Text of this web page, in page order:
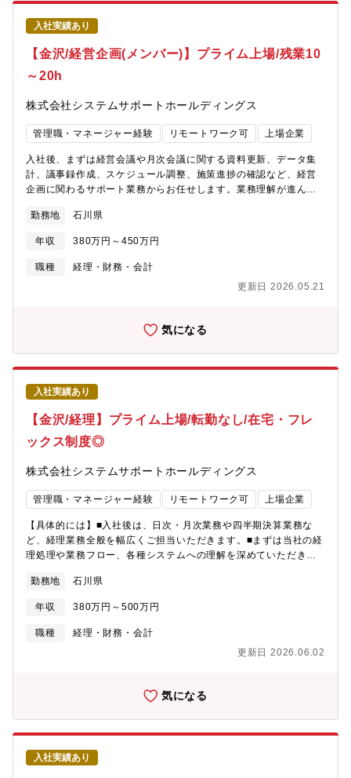
活かせる環境です。
入社実績あり
【金沢/経営企画(メンバー)】プライム上場/残業10
～20h
株式会社システムサポートホールディングス
管理職・マネージャー経験 リモートワーク可 上場企業
入社後、まずは経営会議や月次会議に関する資料更新、データ集
計、議事録作成、スケジュール調整、施策進捗の確認など、経営
企画に関わるサポート業務からお任せします。業務理解が進んだ
作成などの実務を担っていただきます。【具体的には】■会議資料
の作成、データ集計■KPIモニタリング■予実管理■経営会議の運営
（スケジュール調整、ファシリテート、会議体の論点設計など）
≪本ポジションの魅力≫◎数値管理や資料作成に留まらず、事業
◎各部門と向き合いながら、会社全体の動きを俯瞰し、判断材料
す。◎分析だけでなく調整と推進まで関わりたい方にとって、経
験を広く活かせる環境です。
勤務地 石川県
年収 380万円～450万円
職種
経理・財務・会計
更新日 2026.05.21
気になる
入社実績あり
【金沢/経理】プライム上場/転勤なし/在宅・フレ
ックス制度◎
株式会社システムサポートホールディングス
管理職・マネージャー経験 リモートワーク可 上場企業
【具体的には】■入社後は、日次・月次業務や四半期決算業務な
ど、経理業務全般を幅広くご担当いただきます。■まずは当社の経
理処理や業務フロー、各種システムへの理解を深めていただきな
スキル、ご希望に応じてジョブローテーションを実施。連結決算
や海外子会社管理、新規事業支援など、幅広い領域で専門性を高
めていただけます。■経理・会計の知識や経験を活かしながら、キ
ャリアの幅を広げたい方におすすめのポジションです。＜このポ
チームで協力しながら業務を進めています◎ ジョブローテーショ
挑戦できます◎ 新規事業支援に携わる機会もあり、事業成長を支
えるやりがいを実感できます◎ 経理としての専門性を高めなが
ら、中長期的なキャリア形成が可能です◎年間休日126日/完全週
休2日制/出社・在宅のハイブリッド勤務可能/フレックスタイム利
用可（部門規定有）
勤務地 石川県
年収 380万円～500万円
職種
経理・財務・会計
更新日 2026.06.02
気になる
入社実績あり